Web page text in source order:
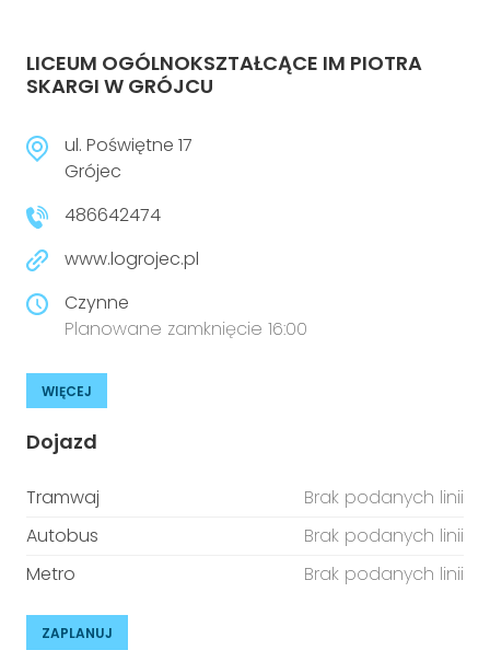
LICEUM OGÓLNOKSZTAŁCĄCE IM PIOTRA
SKARGI W GRÓJCU
ul. Poświętne 17
Grójec
486642474
www.logrojec.pl
Czynne
Planowane zamknięcie 16:00
WIĘCEJ
Dojazd
Tramwaj
Brak podanych linii
Autobus
Brak podanych linii
Metro
Brak podanych linii
ZAPLANUJ